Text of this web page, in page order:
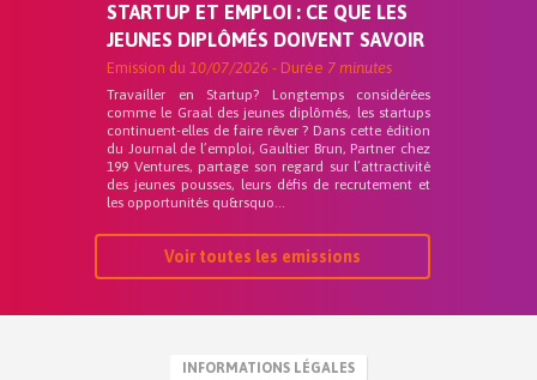
STARTUP ET EMPLOI : CE QUE LES
JEUNES DIPLÔMÉS DOIVENT SAVOIR
Emission du 10/07/2026 - Durée 7 minutes
Travailler en Startup? Longtemps considérées
comme le Graal des jeunes diplômés, les startups
continuent-elles de faire rêver ? Dans cette édition
du Journal de l’emploi, Gaultier Brun, Partner chez
199 Ventures, partage son regard sur l’attractivité
des jeunes pousses, leurs défis de recrutement et
les opportunités qu&rsquo...
Voir toutes les emissions
INFORMATIONS LÉGALES